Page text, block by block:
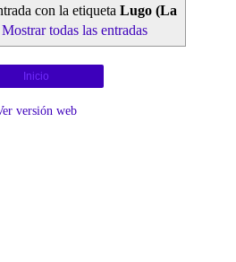
con la etiqueta Lugo (La
Mostrar todas las entradas
Inicio
versión web